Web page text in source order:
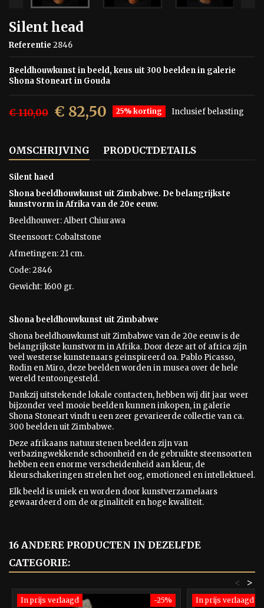
Silent head
Referentie 2846
Beeldhouwkunst in beeld, keus uit 300 beelden in galerie
Shona Stoneart in Gouda
€ 110,00 € 82,50 25% korting Inclusief belasting
OMSCHRIJVING PRODUCTDETAILS
Silent haed
Shona beeldhouwkunst uit Zimbabwe. De belangrijkste
kunstvorm in Afrika van de 20e eeuw.
Beeldhouwer: Albert Chiurawa
Steensoort: Cobaltstone
Afmetingen: 21 cm.
Code: 2846
Gewicht: 1600 gr.
Shona beeldhouwkunst uit Zimbabwe
Shona beeldhouwkunst uit Zimbabwe van de 20e eeuw is de
belangrijkste kunstvorm in Afrika. Door deze art of africa zijn
veel westerse kunstenaars geinspireerd oa. Pablo Picasso,
Rodin en Miro, deze beelden worden in musea over de hele
wereld tentoongesteld.
Dankzij uitstekende lokale contacten, hebben wij dit jaar weer
bijzonder veel mooie beelden kunnen inkopen, in galerie
Shona Stoneart vindt u een zeer gevarieerde collectie van ca.
300 beelden uit Zimbabwe.
Deze afrikaans natuurstenen beelden zijn van
verbazingwekkende schoonheid en de gebruikte steensoorten
hebben een enorme verscheidenheid aan kleur, de
kleurschakeringen strelen het oog, emotioneel en intellektueel.
Elk beeld is uniek en worden door kunstverzamelaars
gewaardeerd om de orginaliteit en hoge kwaliteit.
16 ANDERE PRODUCTEN IN DEZELFDE
CATEGORIE:
>
<
-25%
In prijs verlaagd In prijs verlaagd